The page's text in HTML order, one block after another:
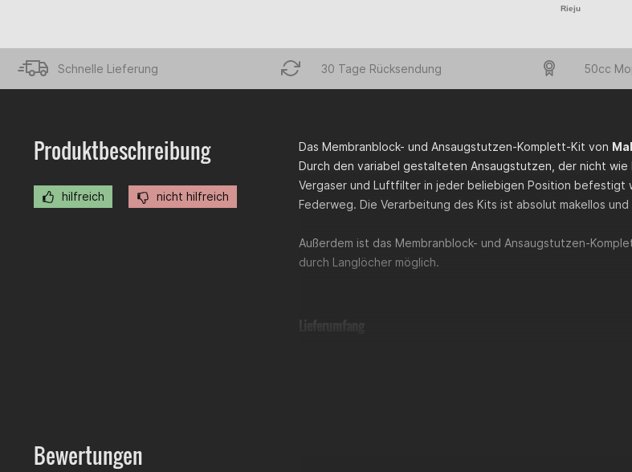
Rieju
Schnelle Lieferung 30 Tage Rücksendung 50cc
Produktbeschreibung
hilfreich nicht hilfreich
Das Membranblock- und Ansaugstutzen-Komplett-Kit von
Durch den variabel gestalteten Ansaugstutzen, der nicht
Vergaser und Luftfilter in jeder beliebigen Position befestigt
Federweg. Die Verarbeitung des Kits ist absolut makellos
Außerdem ist das Membranblock- und Ansaugstutzen-
durch Langlöcher möglich.
Lieferumfang
Bewertungen